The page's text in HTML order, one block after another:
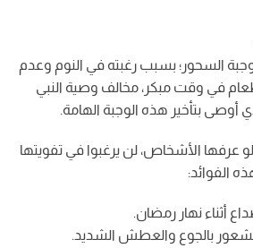
السحور؛ بسبب رغبته في النوم وعدم
في وقت مبكر، مخالف وصية النبي
أوصى بتأخير هذه الوجبة الهامة.
عرفها الأشخاص، لن يرغبوا في تفويتها
الفوائد:
أثناء نهار رمضان.
بالجوع والعطش الشديد.